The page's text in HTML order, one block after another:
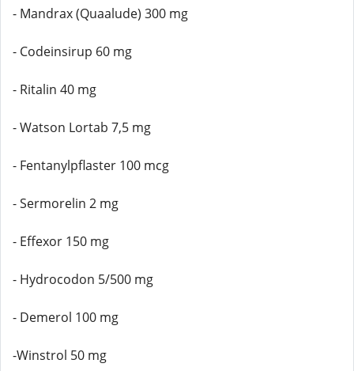
- Mandrax (Quaalude) 300 mg
- Codeinsirup 60 mg
- Ritalin 40 mg
- Watson Lortab 7,5 mg
- Fentanylpflaster 100 mcg
- Sermorelin 2 mg
- Effexor 150 mg
- Hydrocodon 5/500 mg
- Demerol 100 mg
-Winstrol 50 mg